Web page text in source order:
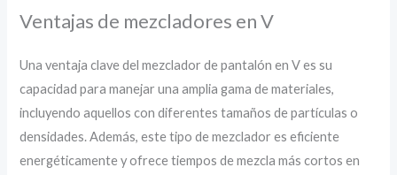
Ventajas de mezcladores en V
Una ventaja clave del mezclador de pantalón en V es su
capacidad para manejar una amplia gama de materiales,
incluyendo aquellos con diferentes tamaños de partículas o
densidades. Además, este tipo de mezclador es eficiente
energéticamente y ofrece tiempos de mezcla más cortos en